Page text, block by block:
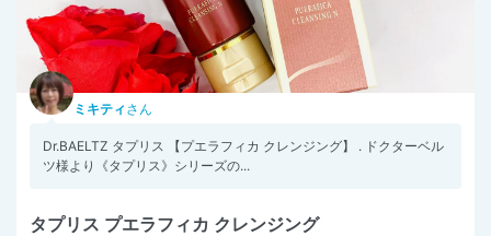
ミキティ さん
Dr.BAELTZ タプリス 【プエラフィカ クレンジング】 . ドクターベル
ツ様より《タプリス》シリーズの...
タプリス プエラフィカ クレンジング